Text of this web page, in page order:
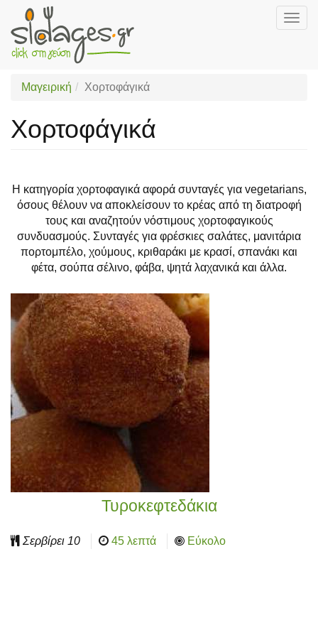
Skip
mainΜαγειρική Χορτοφάγικά
Χορτοφάγικά
Η κατηγορία χορτοφαγικά αφορά συνταγές για vegetarians,
όσους θέλουν να αποκλείσουν το κρέας από τη διατροφή
τους και αναζητούν νόστιμους χορτοφαγικούς
συνδυασμούς. Συνταγές για φρέσκιες σαλάτες, μανιτάρια
πορτομπέλο, χούμους, κριθαράκι με κρασί, σπανάκι και
φέτα, σούπα σέλινο, φάβα, ψητά λαχανικά και άλλα.
Τυροκεφτεδάκια
Σερβίρει 10 45 λεπτά Εύκολο